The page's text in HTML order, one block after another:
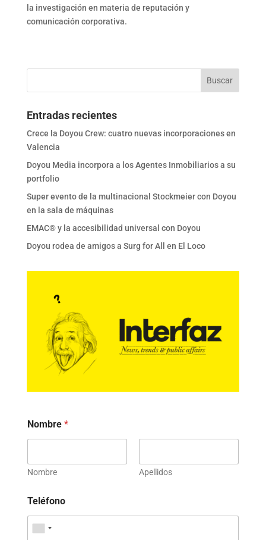
la investigación en materia de reputación y
comunicación corporativa.
Entradas recientes
Crece la Doyou Crew: cuatro nuevas incorporaciones en
Valencia
Doyou Media incorpora a los Agentes Inmobiliarios a su
portfolio
Super evento de la multinacional Stockmeier con Doyou
en la sala de máquinas
EMAC® y la accesibilidad universal con Doyou
Doyou rodea de amigos a Surg for All en El Loco
Nombre *
Nombre Apellidos
Teléfono